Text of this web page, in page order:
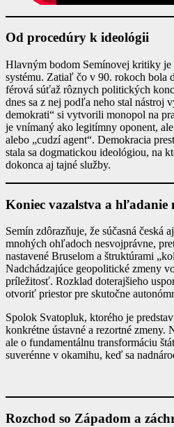
Od procedúry k ideológii
Hlavným bodom Semínovej kritiky je
systému. Zatiaľ čo v 90. rokoch bola
férová súťaž rôznych politických
dnes sa z nej podľa neho stal nástroj
demokrati“ si vytvorili monopol na
je vnímaný ako legitímny oponent,
alebo „cudzí agent“. Demokracia
stala sa dogmatickou ideológiou, na
dokonca aj tajné služby.
Koniec vazalstva a hľadanie
Semín zdôrazňuje, že súčasná česká
mnohých ohľadoch nesvojprávne,
nastavené Bruselom a štruktúrami
Nadchádzajúce geopolitické zmeny
príležitosť. Rozklad doterajšieho
otvoriť priestor pre skutočne
Spolok Svatopluk, ktorého je
konkrétne ústavné a rezortné zmeny.
ale o fundamentálnu transformáciu
suverénne v okamihu, keď sa
Rozchod so Západom a